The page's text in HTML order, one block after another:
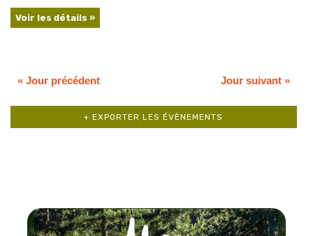
Voir les détails »
« Jour précédent Jour suivant »
+ EXPORTER LES ÉVÈNEMENTS